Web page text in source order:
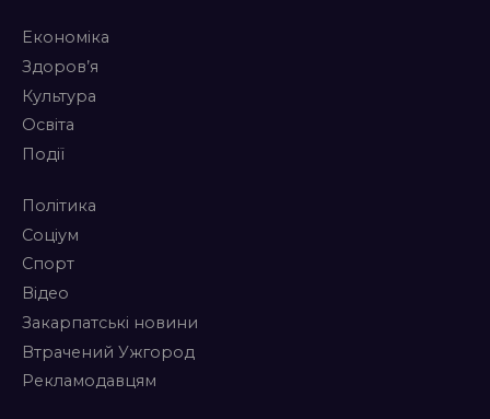
Економіка
Здоров’я
Культура
Освіта
Події
Політика
Соціум
Спорт
Відео
Закарпатські новини
Втрачений Ужгород
Рекламодавцям